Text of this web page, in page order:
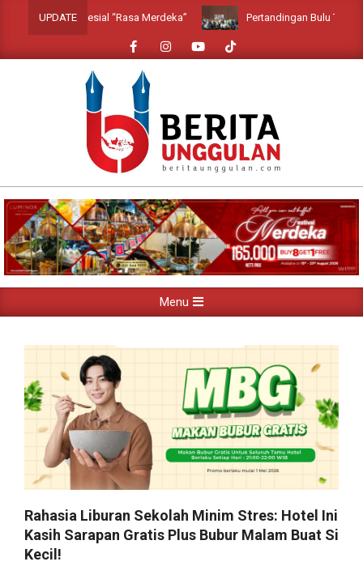
UPDATE
Spesial “Rasa Merdeka” Pertandingan Bulu Tangkis
Navigation
Menu
Rahasia Liburan Sekolah Minim Stres: Hotel Ini
Kasih Sarapan Gratis Plus Bubur Malam Buat Si
Kecil!